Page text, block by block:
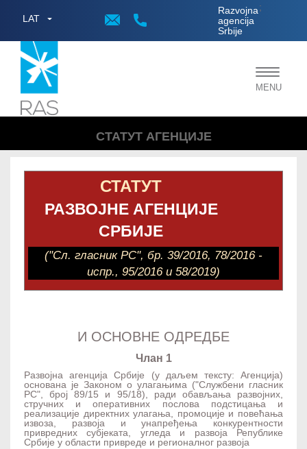
LAT
Razvojna
agencija
Srbije
;
Toggle
MENU
СТАТУТ АГЕНЦИЈЕ
СТАТУТ
РАЗВОЈНЕ АГЕНЦИЈЕ
СРБИЈЕ
("Сл. гласник РС", бр. 39/2016, 78/2016 -
испр., 95/2016 и 58/2019)
И ОСНОВНЕ ОДРЕДБЕ
Члан 1
Развојна агенција Србије (у даљем тексту: Агенција)
основана је Законом о улагањима ("Службени гласник
РС", број 89/15 и 95/18), ради обављања развојних,
стручних и оперативних послова подстицања и
реализације директних улагања, промоције и повећања
извоза, развоја и унапређења конкурентности
привредних субјеката, угледа и развоја Републике
Србије у области привреде и регионалног развоја